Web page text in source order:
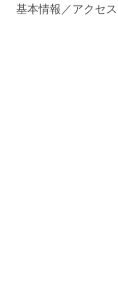
基本情報／アクセス